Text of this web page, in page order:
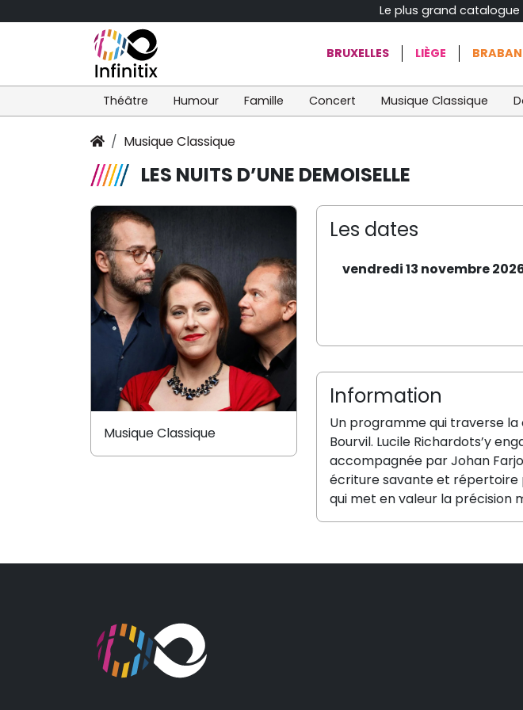
Le plus grand
BRUXELLES LIÈGE
Théâtre Humour Famille Concert Musique Classique
Musique Classique
LES NUITS D’UNE DEMOISELLE
Les dates
vendredi 13 novembre
Information
Un programme qui traverse la
Bourvil. Lucile Richardots’y
accompagnée par Johan
écriture savante et répertoire
qui met en valeur la précision
Musique Classique